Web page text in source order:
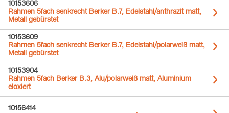
10153606
Rahmen 5fach senkrecht Berker B.7, Edelstahl/anthrazit matt,
Metall gebürstet
10153609
Rahmen 5fach senkrecht Berker B.7, Edelstahl/polarweiß matt,
Metall gebürstet
10153904
Rahmen 5fach Berker B.3, Alu/polarweiß matt, Aluminium
eloxiert
10156414